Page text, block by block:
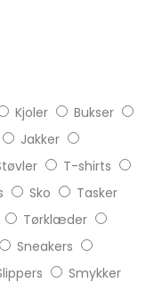
Kjoler
Bukser
Jakker
T-shirts
Sko
Tasker
Tørklæder
Sneakers
Smykker